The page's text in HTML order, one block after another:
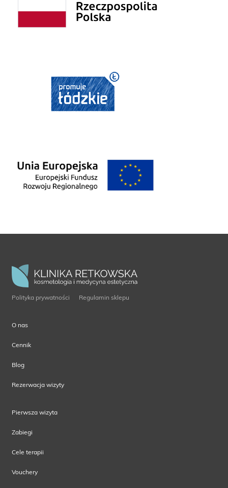
Polityka prywatności Regulamin sklepu
O nas
Cennik
Blog
Rezerwacja wizyty
Pierwsza wizyta
Zabiegi
Cele terapii
Vouchery